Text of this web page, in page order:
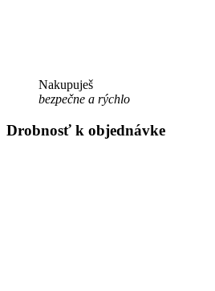
Nakupuješ
bezpečne a rýchlo
Drobnosť k objednávke